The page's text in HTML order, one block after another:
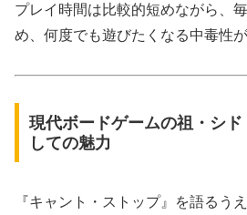
プレイ時間は比較的短めながら、
め、何度でも遊びたくなる中毒性が
現代ボードゲームの祖・シド
しての魅力
『キャント・ストップ』を語るう